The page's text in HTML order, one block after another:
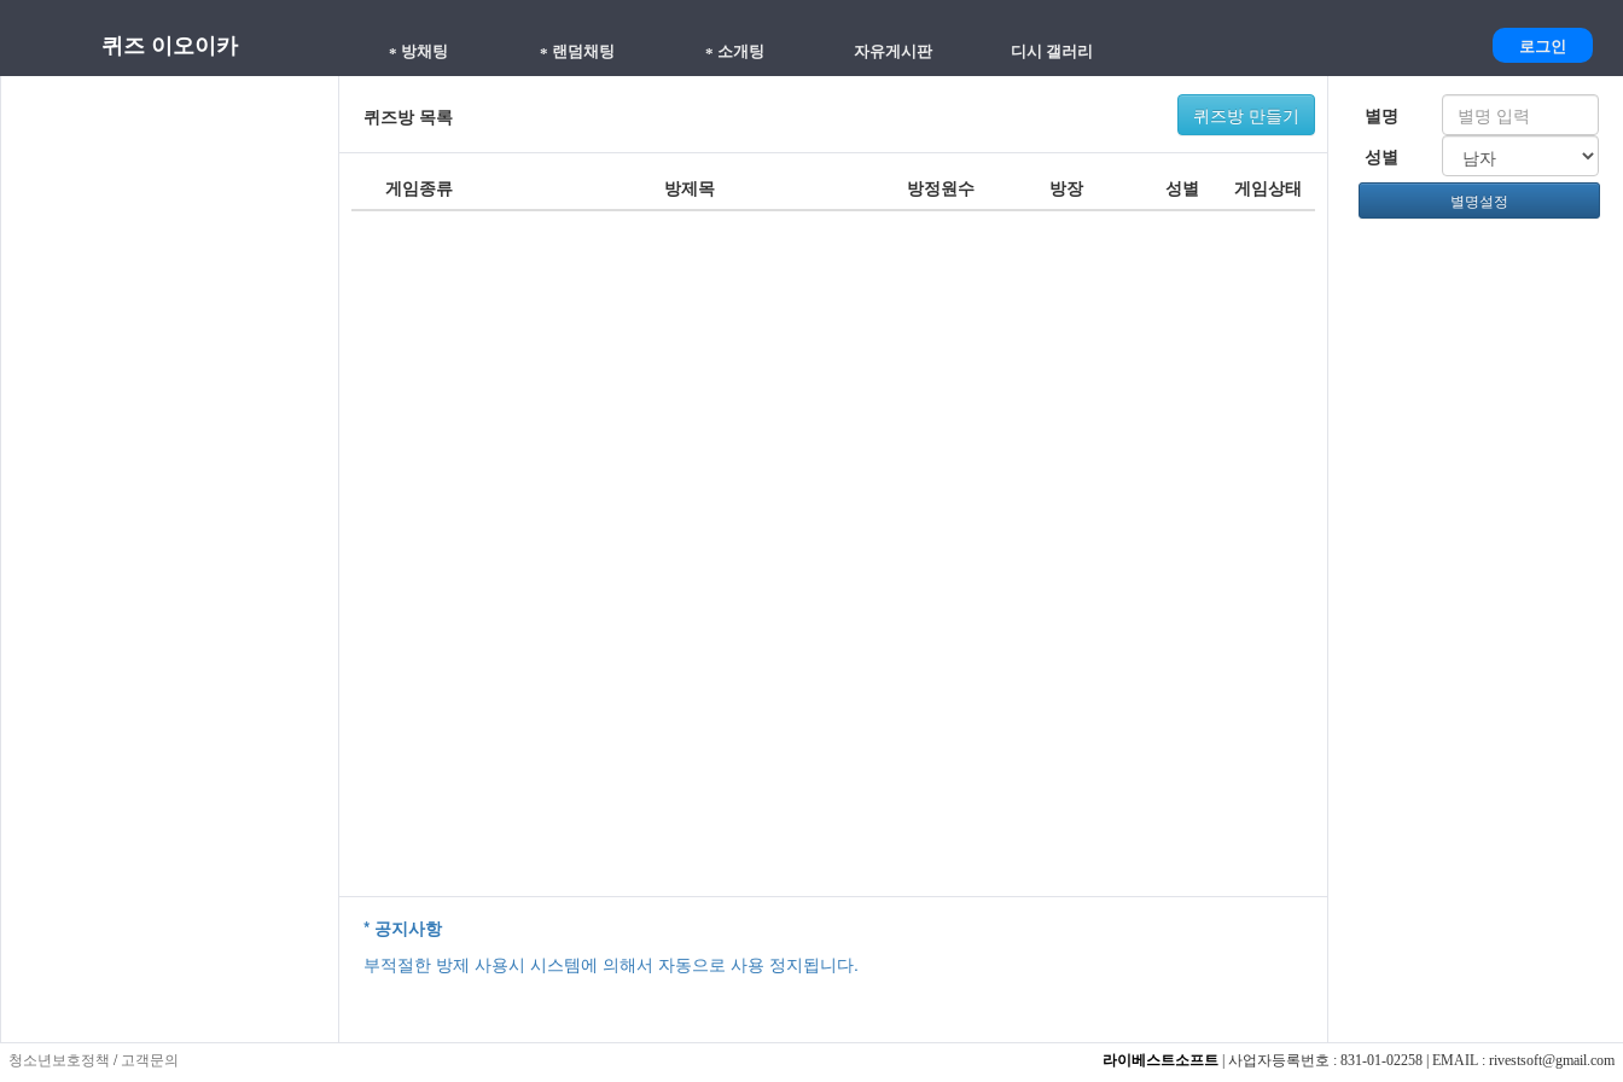
퀴즈 이오이카 * 방채팅 * 랜덤채팅 * 소개팅 자유게시판 디시 갤러리 로그인
퀴즈방 목록 퀴즈방 만들기
게임종류 방제목 방정원수 방장 성별 게임상태
* 공지사항
부적절한 방제 사용시 시스템에 의해서 자동으로 사용 정지됩니다.
별명
성별
별명설정
청소년보호정책 / 고객문의 라이베스트소프트 | 사업자등록번호 : 831-01-02258 | EMAIL : rivestsoft@gmail.com